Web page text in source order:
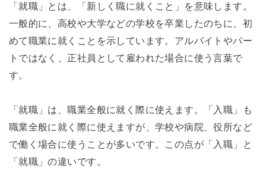
「就職」とは、「新しく職に就くこと」を意味します。
一般的に、高校や大学などの学校を卒業したのちに、初
めて職業に就くことを示しています。アルバイトやパー
トではなく、正社員として雇われた場合に使う言葉で
す。
「就職」は、職業全般に就く際に使えます。「入職」も
職業全般に就く際に使えますが、学校や病院、役所など
で働く場合に使うことが多いです。この点が「入職」と
「就職」の違いです。